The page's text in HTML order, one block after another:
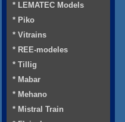
* LEMATEC Models
* Piko
* Vitrains
* REE-modeles
* Tillig
* Mabar
* Mehano
* Mistral Train